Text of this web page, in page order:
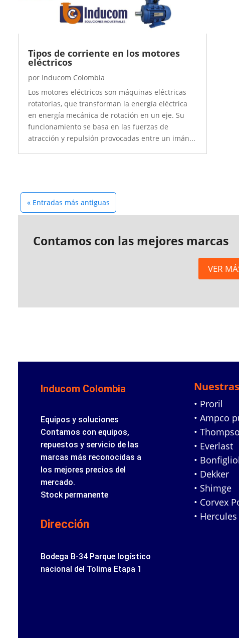
Tipos de corriente en los motores
eléctricos
por Inducom Colombia
Los motores eléctricos son máquinas eléctricas
rotatorias, que transforman la energía eléctrica
en energía mecánica de rotación en un eje. Su
funcionamiento se basa en las fuerzas de
atracción y repulsión provocadas entre un imán...
« Entradas más antiguas
Contamos con las mejores marcas
VER
Inducom Colombia
Equipos y soluciones
Contamos con equipos,
repuestos y servicio de las
marcas más reconocidas a
los mejores precios del
mercado.
Stock permanente
Dirección
Bodega B-34 Parque logístico
nacional del Tolima Etapa 1
• Proril
• Ampco
•
• Everlast
•
• Dekker
• Shimge
• Corvex
• Hercules